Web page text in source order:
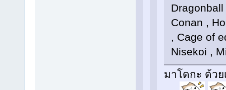
Conan ,
, Cage of
Nisekoi ,
มาโดกะ ด้ว